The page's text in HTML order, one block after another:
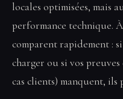
locales optimisées, mais
performance technique.
comparent rapidement :
charger ou si vos
cas clients) manquent, ils